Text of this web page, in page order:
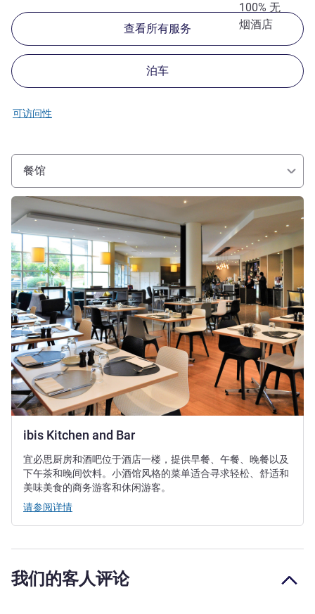
100% 无
烟酒店
查看所有服务
泊车
可访问性
餐馆
ibis Kitchen and Bar
请参阅详情
宜必思厨房和酒吧位于酒店一楼，提供早餐、午餐、晚餐以及
下午茶和晚间饮料。小酒馆风格的菜单适合寻求轻松、舒适和
美味美食的商务游客和休闲游客。
请参阅详情
我们的客人评论